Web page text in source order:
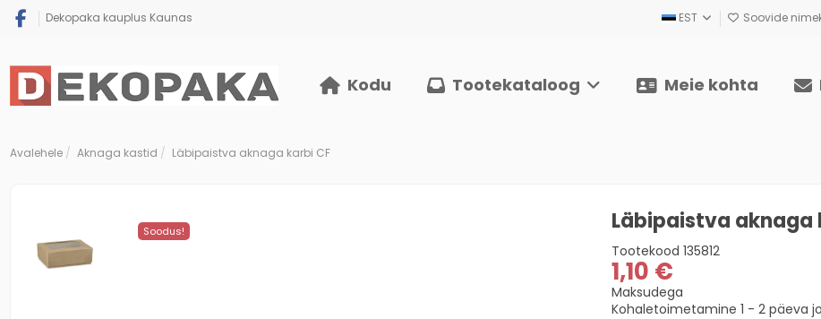
Dekopaka kauplus Kaunas EST Soovide
Kodu Tootekataloog Meie kohta
Avalehele Aknaga kastid Läbipaistva aknaga karbi CF
Soodus! Läbipaistva aknaga
Tootekood 135812
1,10 €
Maksudega
Kohaletoimetamine 1 - 2 päeva